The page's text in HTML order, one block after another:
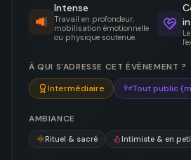
Intense
Travail en profondeur,
mobilisation émotionnelle
ou physique soutenue.
À QUI S'ADRESSE CET ÉVÈNEMENT ?
Intermédiaire
Tout public
AMBIANCE
Rituel & sacré Intimiste & en